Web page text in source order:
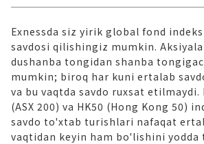
Exnessda siz yirik global fond
savdosi qilishingiz mumkin.
dushanba tongidan shanba
mumkin; biroq har kuni ertalab
va bu vaqtda savdo ruxsat etilmaydi.
(ASX 200) va HK50 (Hong Kong 50)
savdo to'xtab turishlari nafaqat
vaqtidan keyin ham bo'lishini yodda